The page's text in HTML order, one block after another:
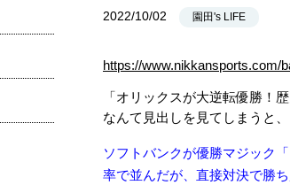
2022/10/02 園田's LIFE
https://www.nikkansports.com/
「オリックスが大逆転優勝！
なんて見出しを見てしまうと
ソフトバンクが優勝マジック
率で並んだが、直接対決で勝